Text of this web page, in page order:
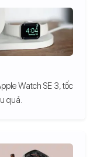
Watch SE 3, tốc
quả.